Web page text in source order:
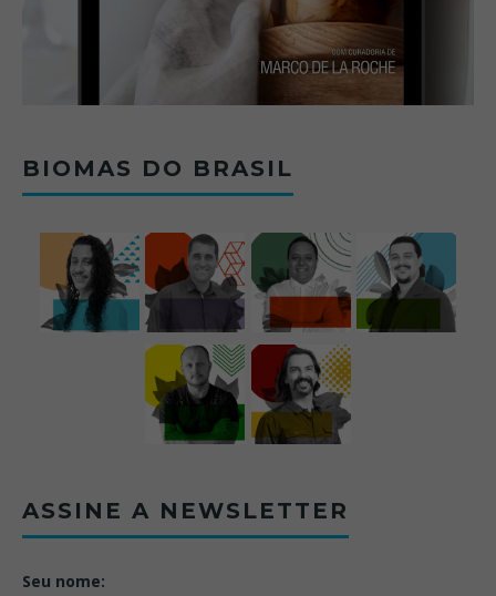
BIOMAS DO BRASIL
ASSINE A NEWSLETTER
Seu nome: